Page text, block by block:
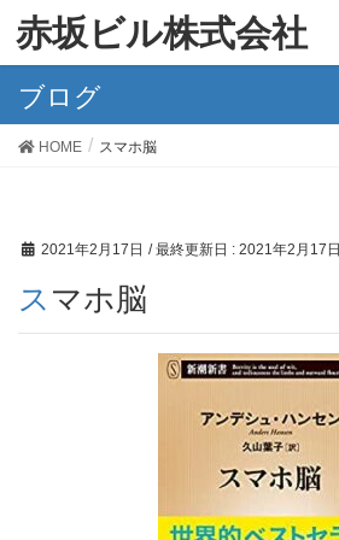
赤坂ビル株式会社
ブログ
HOME スマホ脳
2021年2月17日 / 最終更新日 : 2021年2月17日
スマホ脳